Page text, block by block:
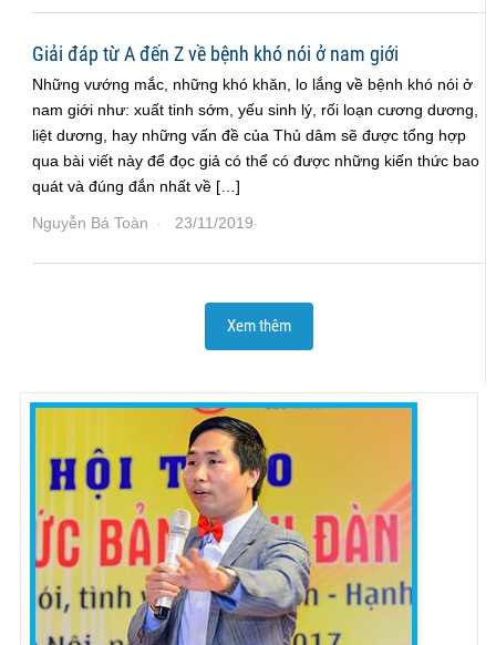
Giải đáp từ A đến Z về bệnh khó nói ở nam giới
Những vướng mắc, những khó khăn, lo lắng về bệnh khó nói ở
nam giới như: xuất tinh sớm, yếu sinh lý, rối loạn cương dương,
liệt dương, hay những vấn đề của Thủ dâm sẽ được tổng hợp
qua bài viết này để đọc giả có thể có được những kiến thức bao
quát và đúng đắn nhất về […]
Nguyễn Bá Toàn · 23/11/2019·
Xem thêm